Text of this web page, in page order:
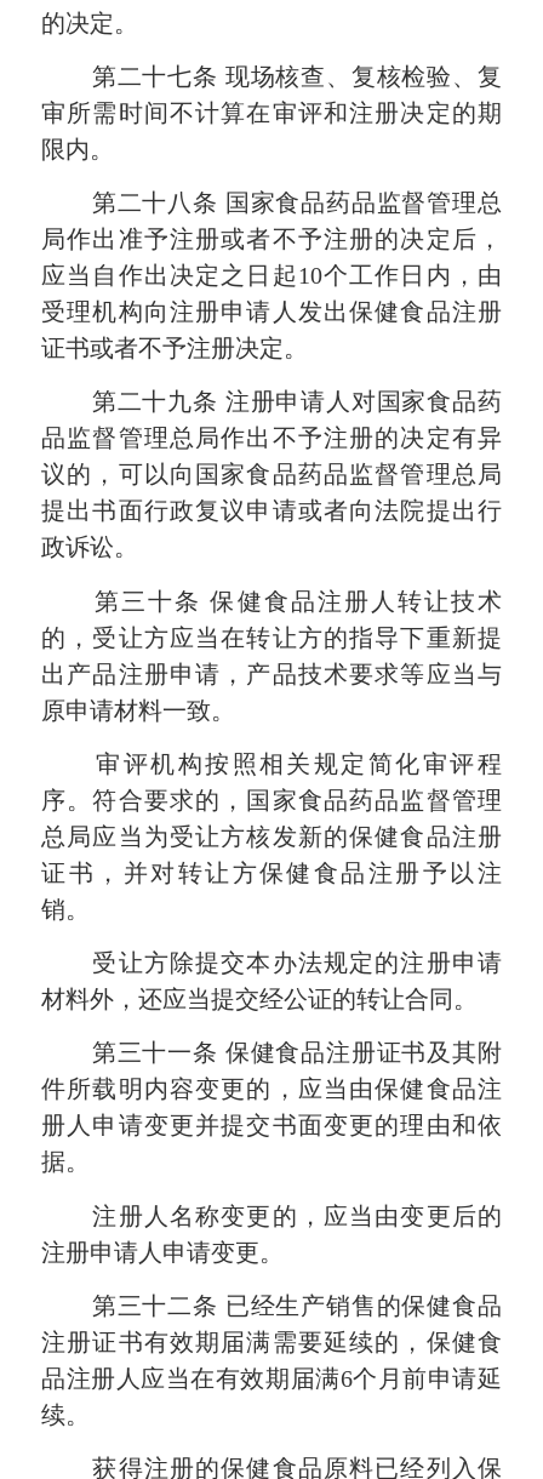
的决定。
第二十七条 现场核查、复核检验、复
审所需时间不计算在审评和注册决定的期
限内。
第二十八条 国家食品药品监督管理总
局作出准予注册或者不予注册的决定后，
应当自作出决定之日起10个工作日内，由
受理机构向注册申请人发出保健食品注册
证书或者不予注册决定。
第二十九条 注册申请人对国家食品药
品监督管理总局作出不予注册的决定有异
议的，可以向国家食品药品监督管理总局
提出书面行政复议申请或者向法院提出行
政诉讼。
第三十条 保健食品注册人转让技术
的，受让方应当在转让方的指导下重新提
出产品注册申请，产品技术要求等应当与
原申请材料一致。
审评机构按照相关规定简化审评程
序。符合要求的，国家食品药品监督管理
总局应当为受让方核发新的保健食品注册
证书，并对转让方保健食品注册予以注
销。
受让方除提交本办法规定的注册申请
材料外，还应当提交经公证的转让合同。
第三十一条 保健食品注册证书及其附
件所载明内容变更的，应当由保健食品注
册人申请变更并提交书面变更的理由和依
据。
注册人名称变更的，应当由变更后的
注册申请人申请变更。
第三十二条 已经生产销售的保健食品
注册证书有效期届满需要延续的，保健食
品注册人应当在有效期届满6个月前申请延
续。
获得注册的保健食品原料已经列入保